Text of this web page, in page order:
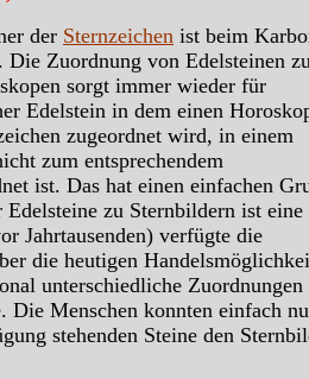
der Sternzeichen ist beim
Die Zuordnung von Edelsteinen
sorgt immer wieder für
Edelstein in dem einen
zugeordnet wird, in einem
zum entsprechendem
ist. Das hat einen einfachen
zu Sternbildern ist eine
Jahrtausenden) verfügte die
die heutigen
unterschiedliche Zuordnungen
Die Menschen konnten einfach
stehenden Steine den